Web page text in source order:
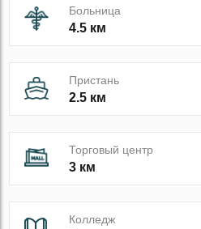
Больница
4.5 км
Пристань
2.5 км
Торговый центр
3 км
Колледж